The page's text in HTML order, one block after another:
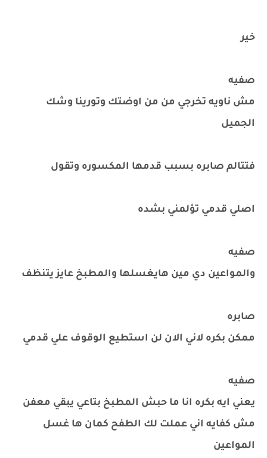
خير
صفيه
مش ناويه تخرجي من من اوضتك وتورينا وشك
الجميل
فتتالم صابره بسبب قدمها المكسوره وتقول
اصلي قدمي تؤلمني بشده
صفيه
والمواعين دي مين هايغسلها والمطبخ عايز يتنظف
صابره
ممكن بكره لاني الان لن استطيع الوقوف علي قدمي
صفيه
يعني ايه بكره انا ما حبش المطبخ بتاعي يبقي معفن
مش كفايه اني عملت لك الطفح كمان ها غسل
المواعين